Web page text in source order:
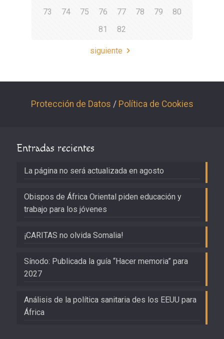
73
74 75 76 77 78 79
80
81
82
siguiente
Protección de Datos / Política de Cookies
Entradas recientes
La página no será actualizada en agosto
Obispos de África Oriental piden educación y
trabajo para los jóvenes
¡CARITAS no olvida Somalia!
Sínodo: Publicada la guía “Hacer memoria” para
2027
Análisis de la política sanitaria des los EEUU para
África